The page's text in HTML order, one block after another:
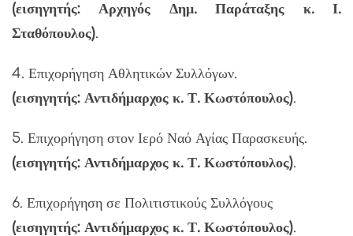
(εισηγητής: Αρχηγός Δημ. Παράταξης κ. Ι.
Σταθόπουλος).
4. Επιχορήγηση Αθλητικών Συλλόγων.
(εισηγητής: Αντιδήμαρχος κ. Τ. Κωστόπουλος).
5. Επιχορήγηση στον Ιερό Ναό Αγίας Παρασκευής.
(εισηγητής: Αντιδήμαρχος κ. Τ. Κωστόπουλος).
6. Επιχορήγηση σε Πολιτιστικούς Συλλόγους
(εισηγητής: Αντιδήμαρχος κ. Τ. Κωστόπουλος).